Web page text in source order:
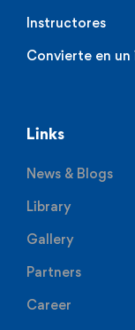
Instructores
Convierte en
Links
News & Blogs
Library
Gallery
Partners
Career